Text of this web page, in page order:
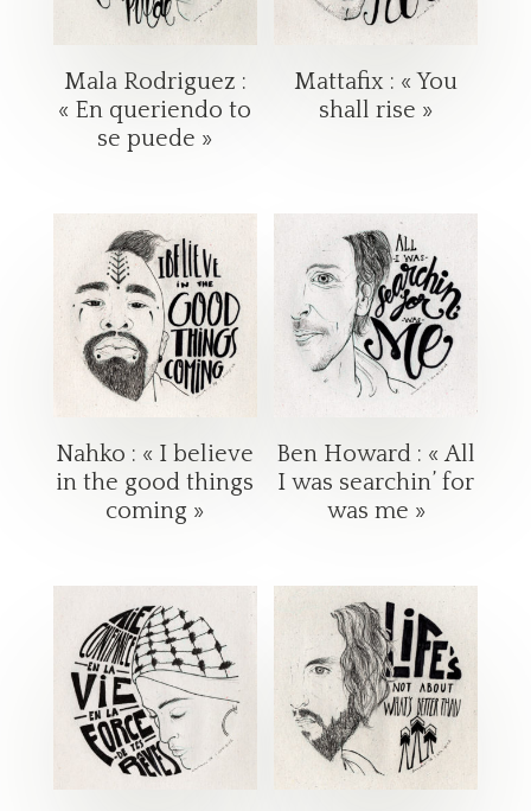
Mala Rodriguez :
« En queriendo to
se puede »
Mattafix : « You
shall rise »
Nahko : « I believe
in the good things
coming »
Ben Howard : « All
I was searchin’ for
was me »